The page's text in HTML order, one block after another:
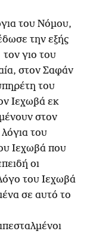
του Νόμου,
την εξής
τον γιο του
στον Σαφάν
του
Ιεχωβά εκ
στον
του
Ιεχωβά που
οι
του Ιεχωβά
σε αυτό το